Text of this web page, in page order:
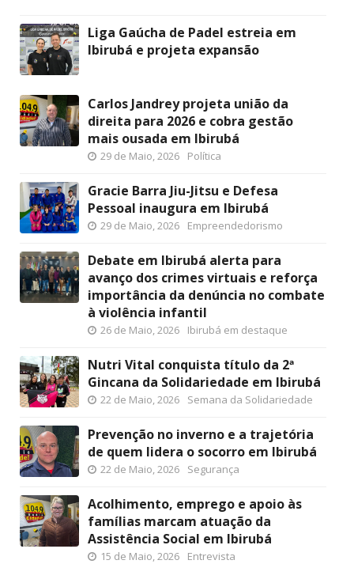
Liga Gaúcha de Padel estreia em
Ibirubá e projeta expansão
Carlos Jandrey projeta união da
direita para 2026 e cobra gestão
mais ousada em Ibirubá
29 de Maio, 2026 Política
Gracie Barra Jiu-Jitsu e Defesa
Pessoal inaugura em Ibirubá
29 de Maio, 2026 Empreendedorismo
Debate em Ibirubá alerta para
avanço dos crimes virtuais e reforça
importância da denúncia no combate
à violência infantil
26 de Maio, 2026 Ibirubá em destaque
Nutri Vital conquista título da 2ª
Gincana da Solidariedade em Ibirubá
22 de Maio, 2026 Semana da Solidariedade
Prevenção no inverno e a trajetória
de quem lidera o socorro em Ibirubá
22 de Maio, 2026 Segurança
Acolhimento, emprego e apoio às
famílias marcam atuação da
Assistência Social em Ibirubá
15 de Maio, 2026 Entrevista